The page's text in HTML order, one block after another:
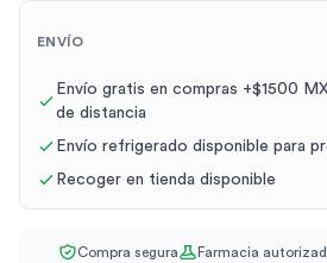
ENVÍO
Envío gratis en compras +$1500
de distancia
Envío refrigerado disponible para
Recoger en tienda disponible
Compra segura Farmacia